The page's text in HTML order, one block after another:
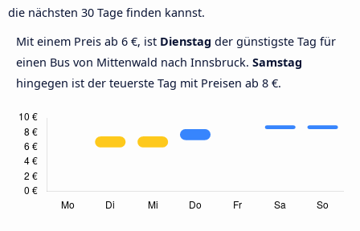
die nächsten 30 Tage finden kannst.
Mit einem Preis ab 6 €, ist Dienstag der günstigste Tag für
einen Bus von Mittenwald nach Innsbruck. Samstag
hingegen ist der teuerste Tag mit Preisen ab 8 €.